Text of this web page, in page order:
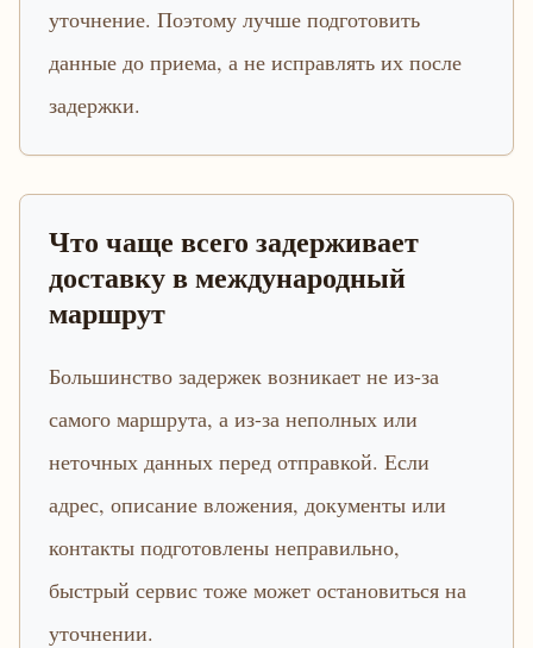
уточнение. Поэтому лучше подготовить
данные до приема, а не исправлять их после
задержки.
Что чаще всего задерживает
доставку в международный
маршрут
Большинство задержек возникает не из-за
самого маршрута, а из-за неполных или
неточных данных перед отправкой. Если
адрес, описание вложения, документы или
контакты подготовлены неправильно,
быстрый сервис тоже может остановиться на
уточнении.